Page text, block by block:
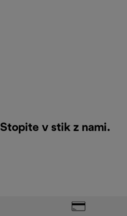
Stopite v stik z nami.